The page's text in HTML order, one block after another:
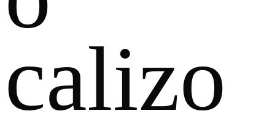
calizo